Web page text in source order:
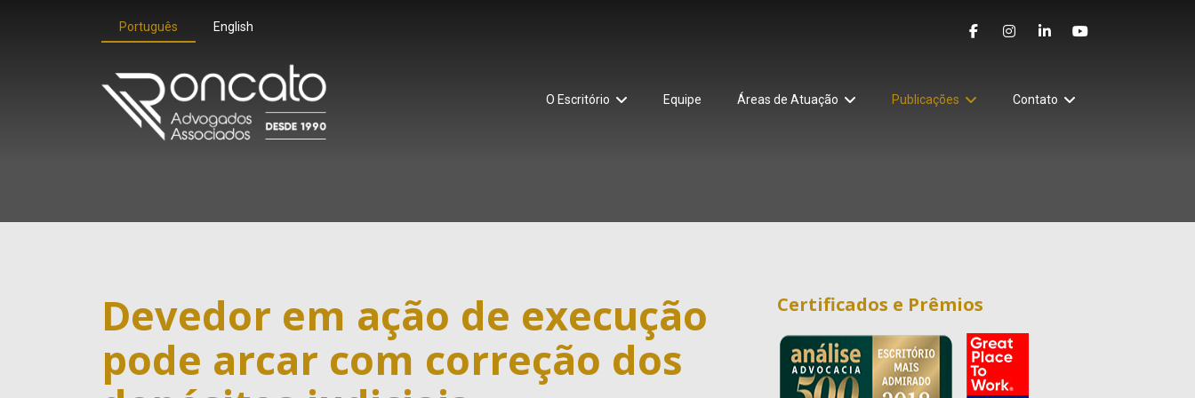
Português English
O Escritório Equipe Áreas de Atuação Publicações Contato
Devedor em ação de execução
pode arcar com correção dos
Certificados e Prêmios